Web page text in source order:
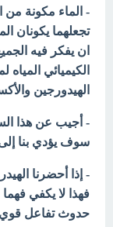
- الماء مكونة من
تجعلهما يكونان
ان يفكر فيه
الكيميائي المياه
الهيدورجين
- أجيب عن هذا
سوف يؤدي بنا
- إذا أحضرنا
فهذا لا يكفي
حدوث تفاعل قوي